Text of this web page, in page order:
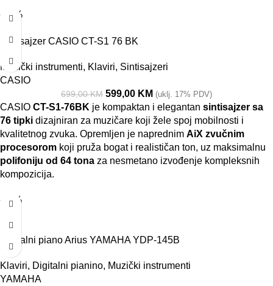
-14%
Sintisajzer CASIO CT-S1 76 BK
Muzički instrumenti, Klaviri, Sintisajzeri
CASIO
699,00KM 599,00 KM (uklj. 17% PDV)
CASIO CT-S1-76BK je kompaktan i elegantan sintisajzer sa
76 tipki dizajniran za muzičare koji žele spoj mobilnosti i
kvalitetnog zvuka. Opremljen je naprednim AiX zvučnim
procesorom koji pruža bogat i realističan ton, uz maksimalnu
polifoniju od 64 tona za nesmetano izvođenje kompleksnih
kompozicija.
-11%
Digitalni piano Arius YAMAHA YDP-145B
Klaviri, Digitalni pianino, Muzički instrumenti
YAMAHA